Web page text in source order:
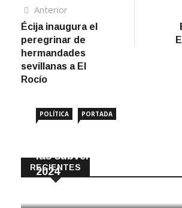
Navegación
de
entradas
AnteriorArtículo
anterior
Écija inaugura el
peregrinar de
hermandades
sevillanas a El
Rocío
RECIENTES
POLÍTICA PORTADA
las subvenciones
2024